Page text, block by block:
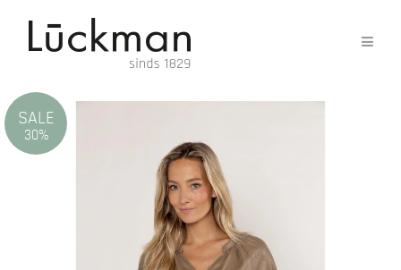
SALE
30%